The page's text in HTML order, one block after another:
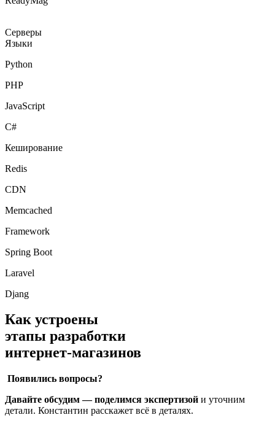
Языки
Python
PHP
JavaScript
C#
Кеширование
Redis
CDN
Memcached
Framework
Spring Boot
Laravel
Djang
Как устроены
этапы разработки
интернет-магазинов
Появились вопросы?
Давайте обсудим — поделимся экспертизой
детали. Константин расскажет всё в деталях.
Задать вопрос